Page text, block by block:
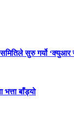
सुरु गर्यो ‘क्युआर
बाँड्यो